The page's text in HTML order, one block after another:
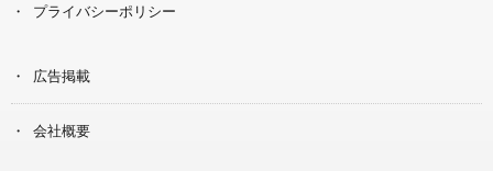
プライバシーポリシー
広告掲載
会社概要